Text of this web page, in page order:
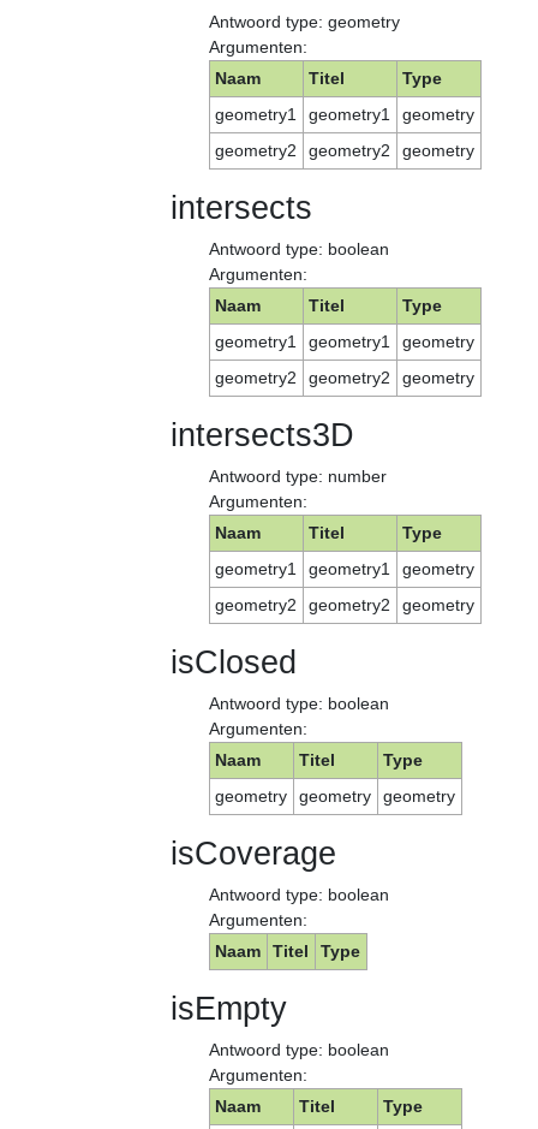
Antwoord type: geometry
Argumenten:
Naam
Titel
Type
geometry1
geometry1
geometry
geometry2
geometry2 geometry
intersects
Antwoord type: boolean
Argumenten:
Naam
Titel
Type
geometry1
geometry1
geometry
geometry2
geometry2 geometry
intersects3D
Antwoord type: number
Argumenten:
Naam
Titel
Type
geometry1
geometry1
geometry
geometry2
geometry2 geometry
isClosed
Antwoord type: boolean
Argumenten:
Naam
Titel
Type
geometry
geometry geometry
isCoverage
Antwoord type: boolean
Argumenten:
Naam
Titel Type
isEmpty
Antwoord type: boolean
Argumenten:
Naam
Titel
Type